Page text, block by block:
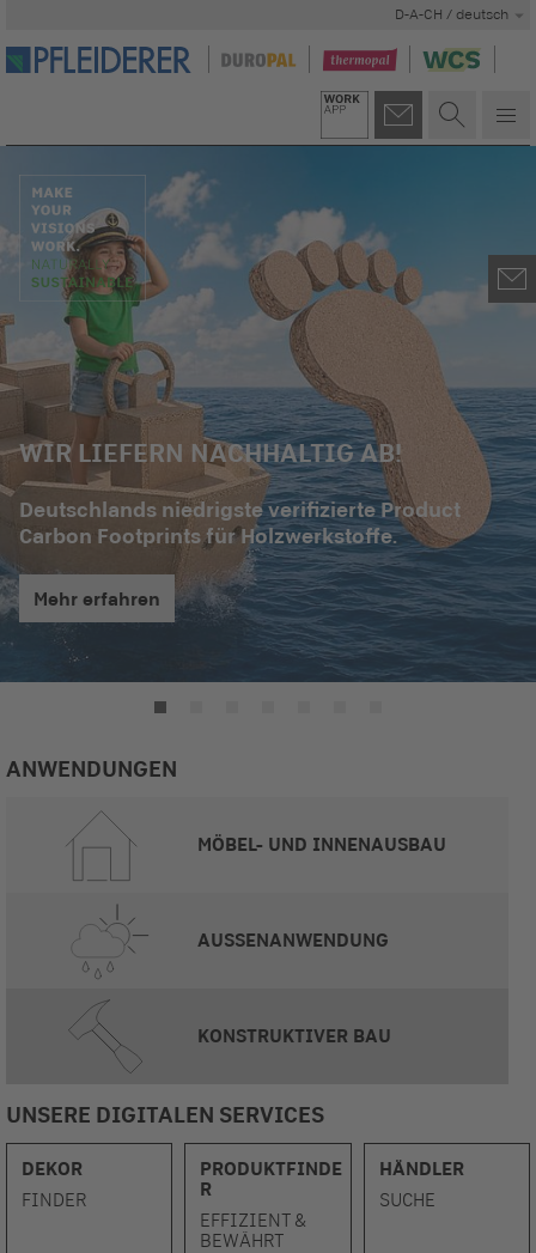
D-A-CH / deutsch
WIR LIEFERN NACHHALTIG AB!
Deutschlands niedrigste verifizierte Product
Carbon Footprints für Holzwerkstoffe.
Mehr erfahren
ANWENDUNGEN
MÖBEL- UND INNENAUSBAU
AUSSENANWENDUNG
KONSTRUKTIVER BAU
UNSERE DIGITALEN SERVICES
DEKOR
FINDER
PRODUKTFINDE
R
EFFIZIENT &
BEWÄHRT
HÄNDLER
SUCHE